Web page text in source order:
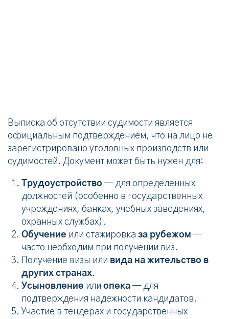
Выписка об отсутствии судимости является
официальным подтверждением, что на лицо не
зарегистрировано уголовных производств или
судимостей. Документ может быть нужен для:
Трудоустройство — для определенных
должностей (особенно в государственных
учреждениях, банках, учебных заведениях,
охранных службах).
Обучение или стажировка за рубежом —
часто необходим при получении виз.
Получение визы или вида на жительство в
других странах.
Усыновление или опека — для
подтверждения надежности кандидатов.
Участие в тендерах и государственных